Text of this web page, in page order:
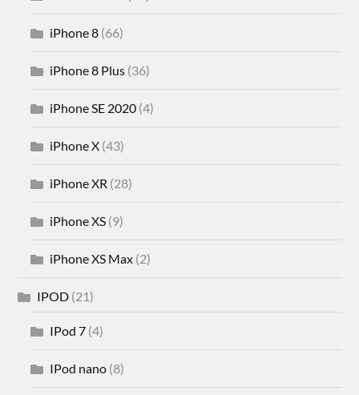
iPhone 8 (66)
iPhone 8 Plus (36)
iPhone SE 2020 (4)
iPhone X (43)
iPhone XR (28)
iPhone XS (9)
iPhone XS Max (2)
IPOD (21)
IPod 7 (4)
IPod nano (8)